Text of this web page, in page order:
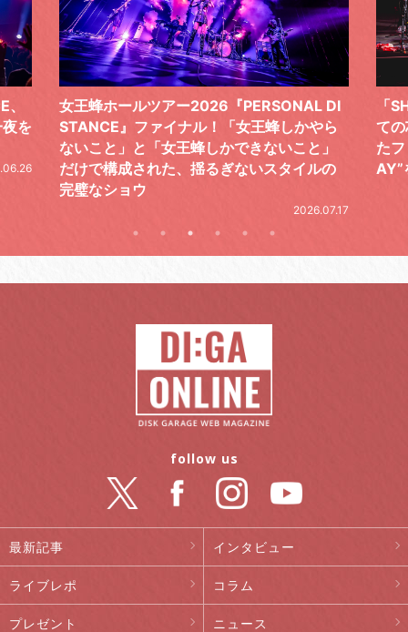
ら
の
「SHISHAMOでした!!!」ロックバンドとし
ての芯を貫き通し、笑顔と感謝で泳ぎ切っ
たファイナルライブ、DAY2“GOODBYE D
AY”をレポート
気
レ
最新記事 インタビュー
ライブレポ コラム
プレゼント ニュース
follow us